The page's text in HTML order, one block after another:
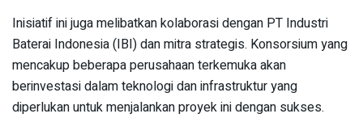
Inisiatif ini juga melibatkan kolaborasi dengan PT Industri
Baterai Indonesia (IBI) dan mitra strategis. Konsorsium yang
mencakup beberapa perusahaan terkemuka akan
berinvestasi dalam teknologi dan infrastruktur yang
diperlukan untuk menjalankan proyek ini dengan sukses.